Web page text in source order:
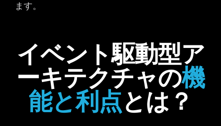
ます。
イベント駆動型ア
ーキテクチャの機
能と利点とは？